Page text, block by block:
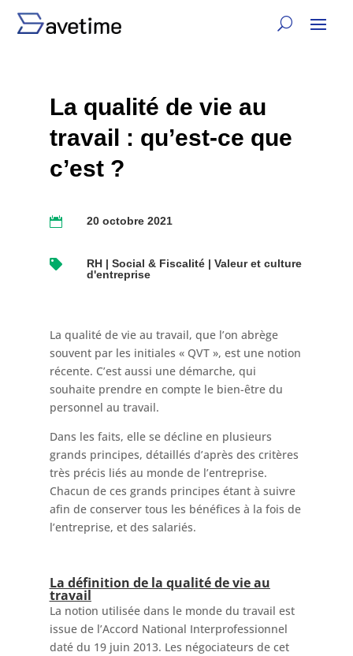
La qualité de vie au
travail : qu’est-ce que
c’est ?
 20 octobre 2021

RH | Social & Fiscalité | Valeur et culture
d'entreprise
La qualité de vie au travail, que l’on abrège
souvent par les initiales « QVT », est une notion
récente. C’est aussi une démarche, qui
souhaite prendre en compte le bien-être du
personnel au travail.
Dans les faits, elle se décline en plusieurs
grands principes, détaillés d’après des critères
très précis liés au monde de l’entreprise.
Chacun de ces grands principes étant à suivre
afin de conserver tous les bénéfices à la fois de
l’entreprise, et des salariés.
La définition de la qualité de vie au
travail
La notion utilisée dans le monde du travail est
issue de l’Accord National Interprofessionnel
daté du 19 juin 2013. Les négociateurs de cet